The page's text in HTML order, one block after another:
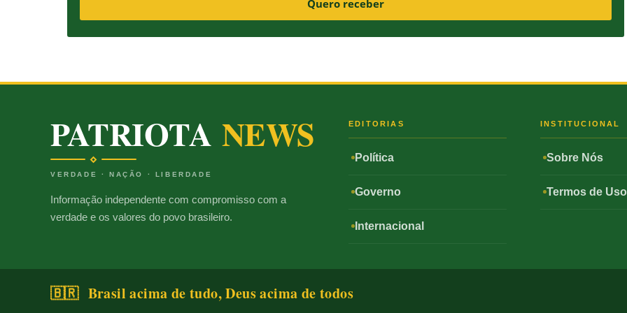
Quero receber
PATRIOTA NEWS
VERDADE · NAÇÃO · LIBERDADE
Informação independente com compromisso com a
verdade e os valores do povo brasileiro.
EDITORIAS
Política
Governo
Internacional
INSTITUCIONAL
Sobre Nós
Termos de Uso
🇧🇷 Brasil acima de tudo, Deus acima de todos